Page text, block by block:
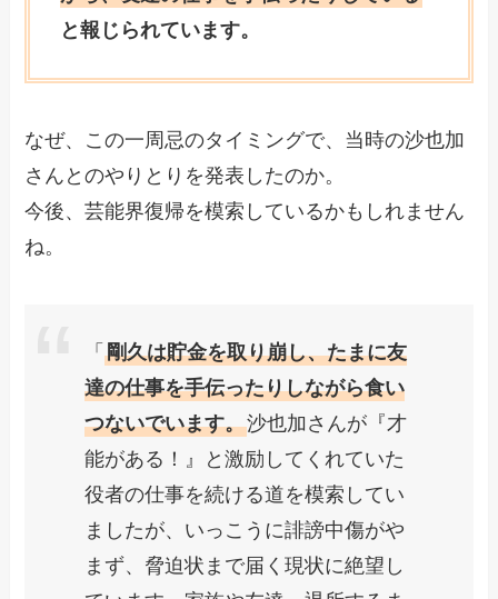
と報じられています。
なぜ、この一周忌のタイミングで、当時の沙也加
さんとのやりとりを発表したのか。
今後、芸能界復帰を模索しているかもしれません
ね。
「剛久は貯金を取り崩し、たまに友
達の仕事を手伝ったりしながら食い
つないでいます。沙也加さんが『才
能がある！』と激励してくれていた
役者の仕事を続ける道を模索してい
ましたが、いっこうに誹謗中傷がや
まず、脅迫状まで届く現状に絶望し